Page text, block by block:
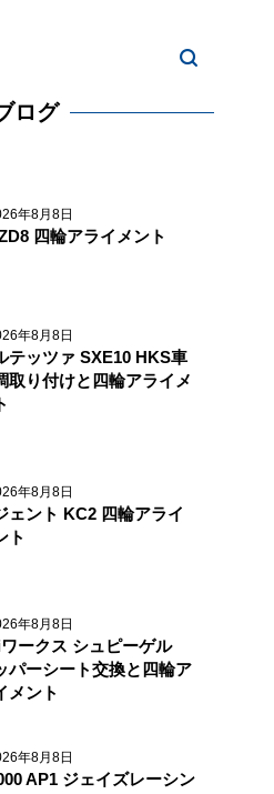
ログ
年8月8日
四輪アライメント
年8月8日
テッツァ SXE10 HKS車
取り付けと四輪アライメ
年8月8日
ェント KC2 四輪アライ
ト
年8月8日
ークス シュピーゲル
パーシート交換と四輪ア
メント
年8月8日
AP1 ジェイズレーシン